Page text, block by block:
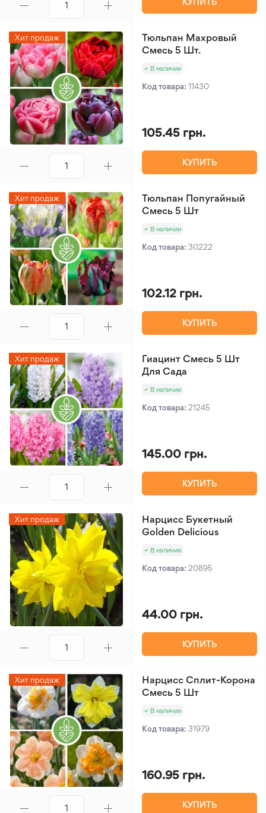
Хит продаж
Тюльпан Махровый
Смесь 5 Шт.
В наличии
Код товара: 11430
105.45 грн.
КУПИТЬ
Хит продаж
Тюльпан Попугайный
Смесь 5 Шт
В наличии
Код товара: 30222
102.12 грн.
КУПИТЬ
Хит продаж
Гиацинт Смесь 5 Шт
Для Сада
В наличии
Код товара: 21245
145.00 грн.
КУПИТЬ
Хит продаж
Нарцисс Букетный
Golden Delicious
В наличии
Код товара: 20895
44.00 грн.
КУПИТЬ
Хит продаж
Нарцисс Сплит-Корона
Смесь 5 Шт
В наличии
Код товара: 31979
160.95 грн.
КУПИТЬ